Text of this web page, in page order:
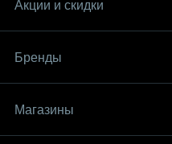
Акции и скидки
Бренды
Магазины